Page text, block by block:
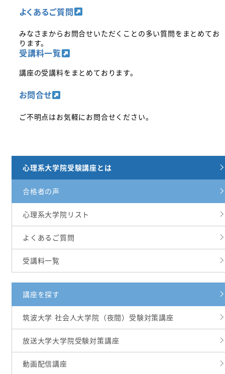
よくあるご質問
みなさまからお問合せいただくことの多い質問をまとめてお
ります。
受講料一覧
講座の受講料をまとめております。
お問合せ
ご不明点はお気軽にお問合せください。
心理系大学院受験講座とは
合格者の声
心理系大学院リスト
よくあるご質問
受講料一覧
講座を探す
筑波大学 社会人大学院（夜間）受験対策講座
放送大学大学院受験対策講座
動画配信講座